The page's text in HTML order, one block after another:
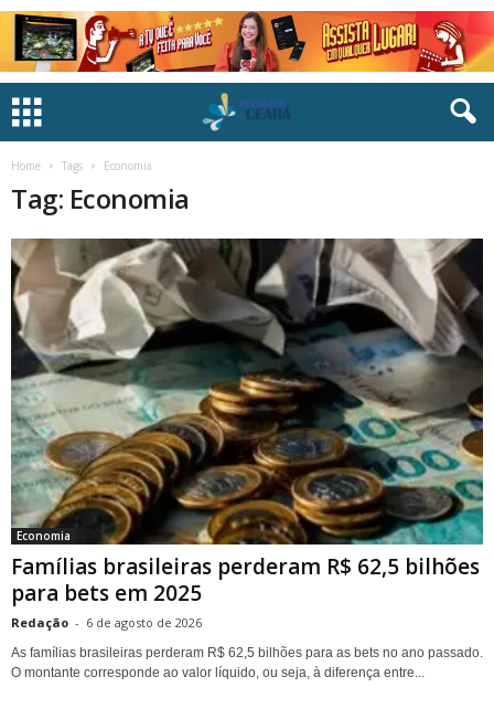
Home Tags Economia
Tag: Economia
Economia
Famílias brasileiras perderam R$ 62,5 bilhões
para bets em 2025
Redação - 6 de agosto de 2026
As famílias brasileiras perderam R$ 62,5 bilhões para as bets no ano passado.
O montante corresponde ao valor líquido, ou seja, à diferença entre...